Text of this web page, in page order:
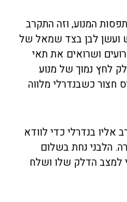
עקב היתפסות המנוע, וזה התקרב
ועשן לבן בצד שמאל של
ושרואים את תאי
לחץ נמוך של מנוע
חצור כשבנדרלי מלווה
אליו בנדרלי כדי לוודא
הלבני נחת בשלום
למצב הדלק שלו ושלח